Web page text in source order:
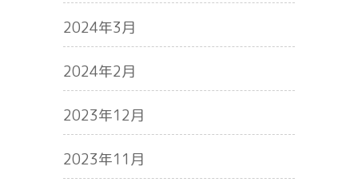
2024年3月
2024年2月
2023年12月
2023年11月